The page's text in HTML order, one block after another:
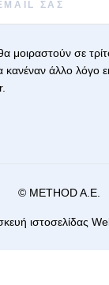
μοιραστούν σε
κανέναν άλλο λόγο
© METHOD A.E.
ιστοσελίδας